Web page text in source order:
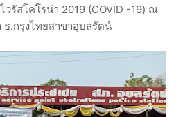
รัสโคโรน่า 2019 (COVID -19) ณ
.กรุงไทยสาขาอุบลรัตน์